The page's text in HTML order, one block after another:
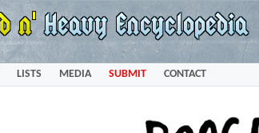
LISTS MEDIA SUBMIT CONTACT